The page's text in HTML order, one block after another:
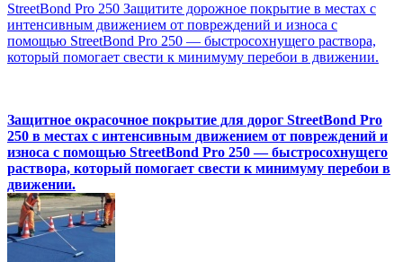
StreetBond Pro 250 Защитите дорожное покрытие в местах с
интенсивным движением от повреждений и износа с
помощью StreetBond Pro 250 — быстросохнущего раствора,
который помогает свести к минимуму перебои в движении.
Защитное окрасочное покрытие для дорог StreetBond Pro
250 в местах с интенсивным движением от повреждений и
износа с помощью StreetBond Pro 250 — быстросохнущего
раствора, который помогает свести к минимуму перебои в
движении.